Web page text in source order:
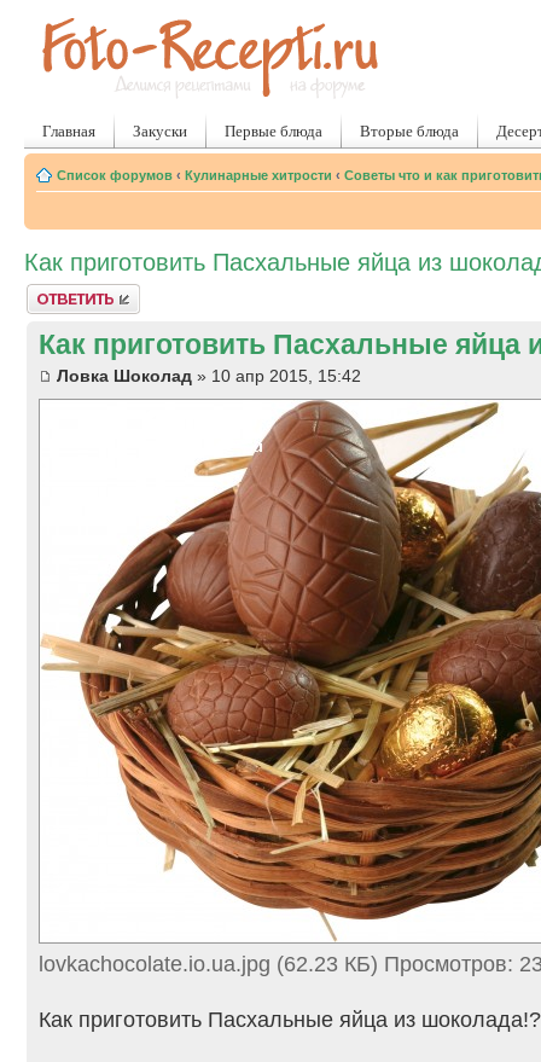
Главная Закуски Первые блюда Вторые блюда
Список форумов ‹ Кулинарные хитрости ‹ Советы что и как
Как приготовить Пасхальные яйца из
Ответить
Как приготовить Пасхальные яйца
Ловка Шоколад » 10 апр 2015, 15:42
lovkachocolate.io.ua.jpg (62.23 КБ) Просмотров:
Как приготовить Пасхальные яйца из шоколада!?